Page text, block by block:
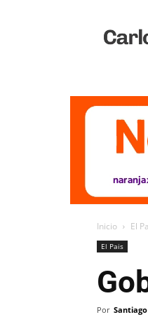
Vivo
Inicio El
El Pais
Por